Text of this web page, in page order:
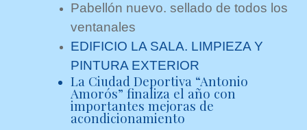
Pabellón nuevo. sellado de todos los
ventanales
EDIFICIO LA SALA. LIMPIEZA Y
PINTURA EXTERIOR
La Ciudad Deportiva “Antonio
Amorós” finaliza el año con
importantes mejoras de
acondicionamiento